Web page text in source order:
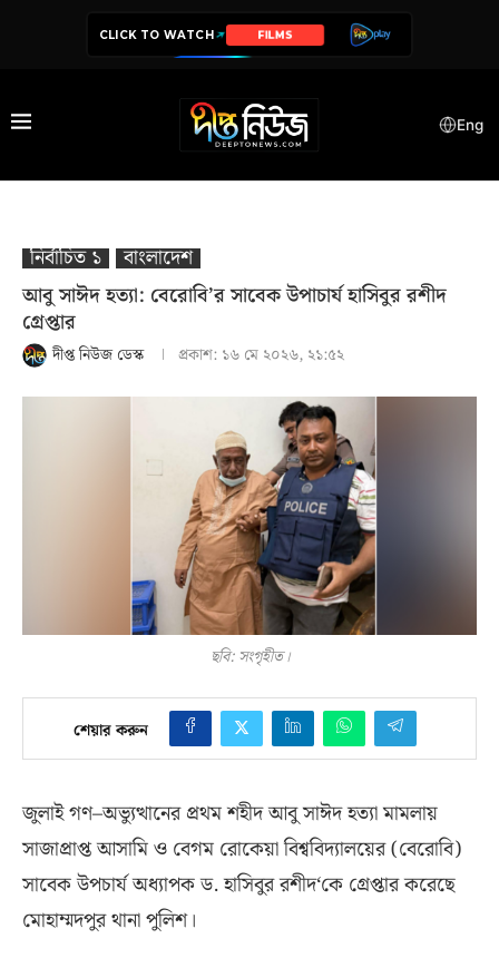
CLICK TO WATCH SERIES
Eng
নির্বাচিত ১
বাংলাদেশ
আবু সাঈদ হত্যা: বেরোবি’র সাবেক উপাচার্য হাসিবুর রশীদ
গ্রেপ্তার
দীপ্ত নিউজ ডেস্ক প্রকাশ: ১৬ মে ২০২৬, ২১:৫২
ছবি: সংগৃহীত।
শেয়ার করুন
জুলাই গণ–অভ্যুত্থানের প্রথম শহীদ আবু সাঈদ হত্যা মামলায়
সাজাপ্রাপ্ত আসামি ও বেগম রোকেয়া বিশ্ববিদ্যালয়ের(বেরোবি)
সাবেক উপচার্য অধ্যাপক ড.হাসিবুর রশীদ‘কে গ্রেপ্তার করেছে
মোহাম্মদপুর থানা পুলিশ।